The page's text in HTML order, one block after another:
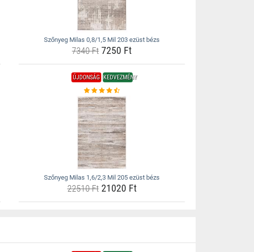
Szőnyeg Milas 0,8/1,5 Mil 203 ezüst bézs
7340 Ft 7250 Ft
ÚJDONSÁG KEDVEZMÉNY
Szőnyeg Milas 1,6/2,3 Mil 205 ezüst bézs
22510 Ft21020 Ft